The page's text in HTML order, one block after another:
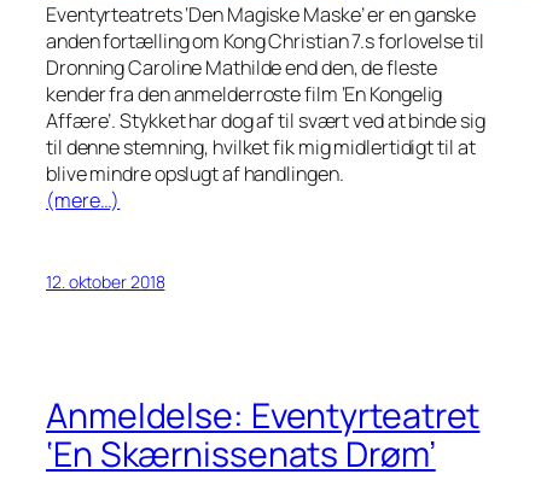
Eventyrteatrets ‘Den Magiske Maske’ er en ganske
anden fortælling om Kong Christian 7.s forlovelse til
Dronning Caroline Mathilde end den, de fleste
kender fra den anmelderroste film ‘En Kongelig
Affære’. Stykket har dog af til svært ved at binde sig
til denne stemning, hvilket fik mig midlertidigt til at
blive mindre opslugt af handlingen.
(mere…)
12. oktober 2018
Anmeldelse: Eventyrteatret
‘En Skærnissenats Drøm’